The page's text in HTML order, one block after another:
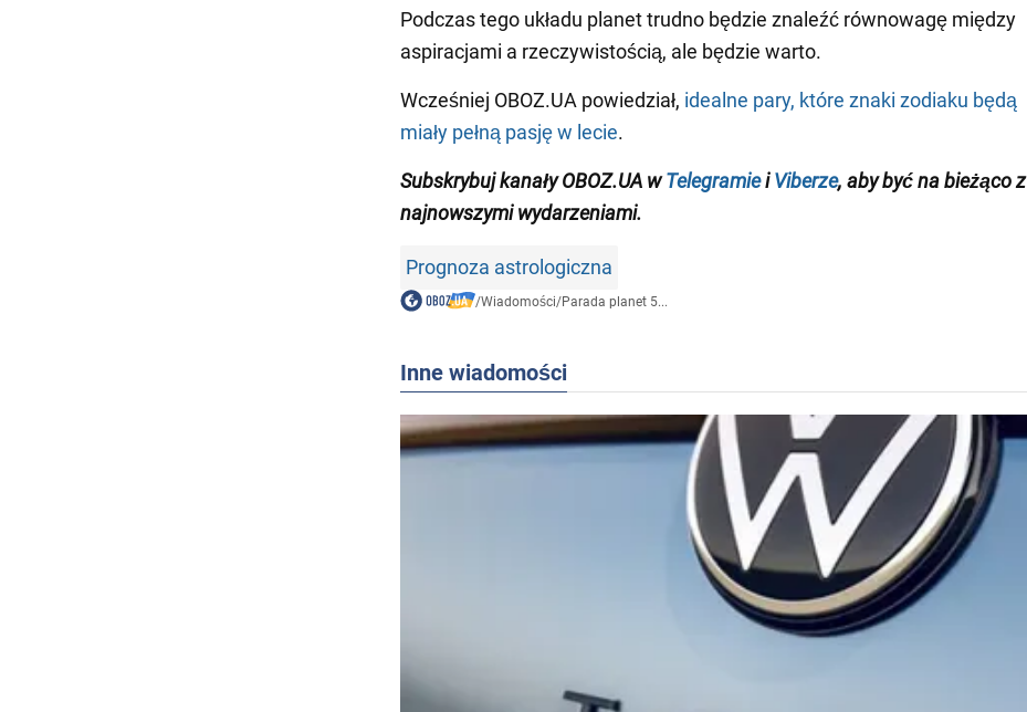
Podczas tego układu planet trudno będzie znaleźć równowagę między
aspiracjami a rzeczywistością, ale będzie warto.
Wcześniej OBOZ.UA powiedział, idealne pary, które znaki zodiaku będą
miały pełną pasję w lecie.
Subskrybuj kanały OBOZ.UA w Telegramiei Viberze, aby być na bieżąco z
najnowszymi wydarzeniami.
Prognoza astrologiczna
/Wiadomości/Parada planet 5...
Inne wiadomości